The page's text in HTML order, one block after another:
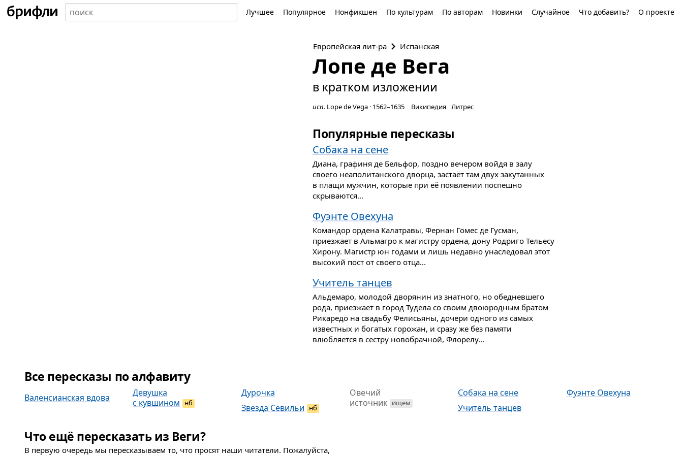
Лучшее Популярное Нонфикшен По культурам По авторам Новинки Случайное Что добавить? О проекте
Европейская лит-ра Испанская
Лопе де Вега
в кратком изложении
исп. Lope de Vega · 1562–1635 Википедия Литрес
Популярные пересказы
Собака на сене
Диана, графиня де Бельфор, поздно вечером войдя в залу
своего неаполитанского дворца, застаёт там двух закутанных
в плащи мужчин, которые при её появлении поспешно
скрываются...
Фуэнте Овехуна
Командор ордена Калатравы, Фернан Гомес де Гусман,
приезжает в Альмагро к магистру ордена, дону Родриго Тельесу
Хирону. Магистр юн годами и лишь недавно унаследовал этот
высокий пост от своего отца...
Учитель танцев
Альдемаро, молодой дворянин из знатного, но обедневшего
рода, приезжает в город Тудела со своим двоюродным братом
Рикаредо на свадьбу Фелисьяны, дочери одного из самых
известных и богатых горожан, и сразу же без памяти
влюбляется в сестру новобрачной, Флорелу...
Все пересказы по алфавиту
Валенсианская вдова
Девушка
с кувшином
нб
Дурочка
Звезда Севильи
нб
Овечий
источник ищем
Собака на сене
Учитель танцев
Фуэнте Овехуна
Что ещё пересказать из Веги?
В первую очередь мы пересказываем то, что просят наши читатели. Пожалуйста,